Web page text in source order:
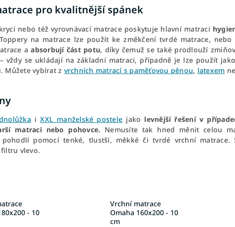
pro kvalitnější spánek
nebo též vyrovnávací matrace poskytuje hlavní matraci
na matrace lze použít ke změkčení tvrdé matrace,
aabsorbují část potu, díky čemuž se také prodlouží
vždy se ukládají na základní matraci, případně je lze použít jako
Můžete vybírat z vrchních matrací s paměťovou pěnou, latexem
iXXL manželské postele jako levnější řešení v
matraci nebo pohovce. Nemusíte tak hned měnit celou
pomocí tenké, tlustší, měkké či tvrdé vrchní matrace.
vlevo.
- 10
Vrchní matrace
Omaha 160x200 - 10
cm